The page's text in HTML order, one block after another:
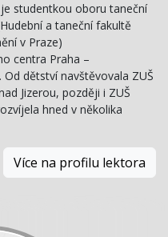
studentkou oboru taneční
a taneční fakultě
v Praze)
centra Praha –
dětství navštěvovala ZUŠ
Jizerou, později i ZUŠ
hned v několika
Více na profilu lektora